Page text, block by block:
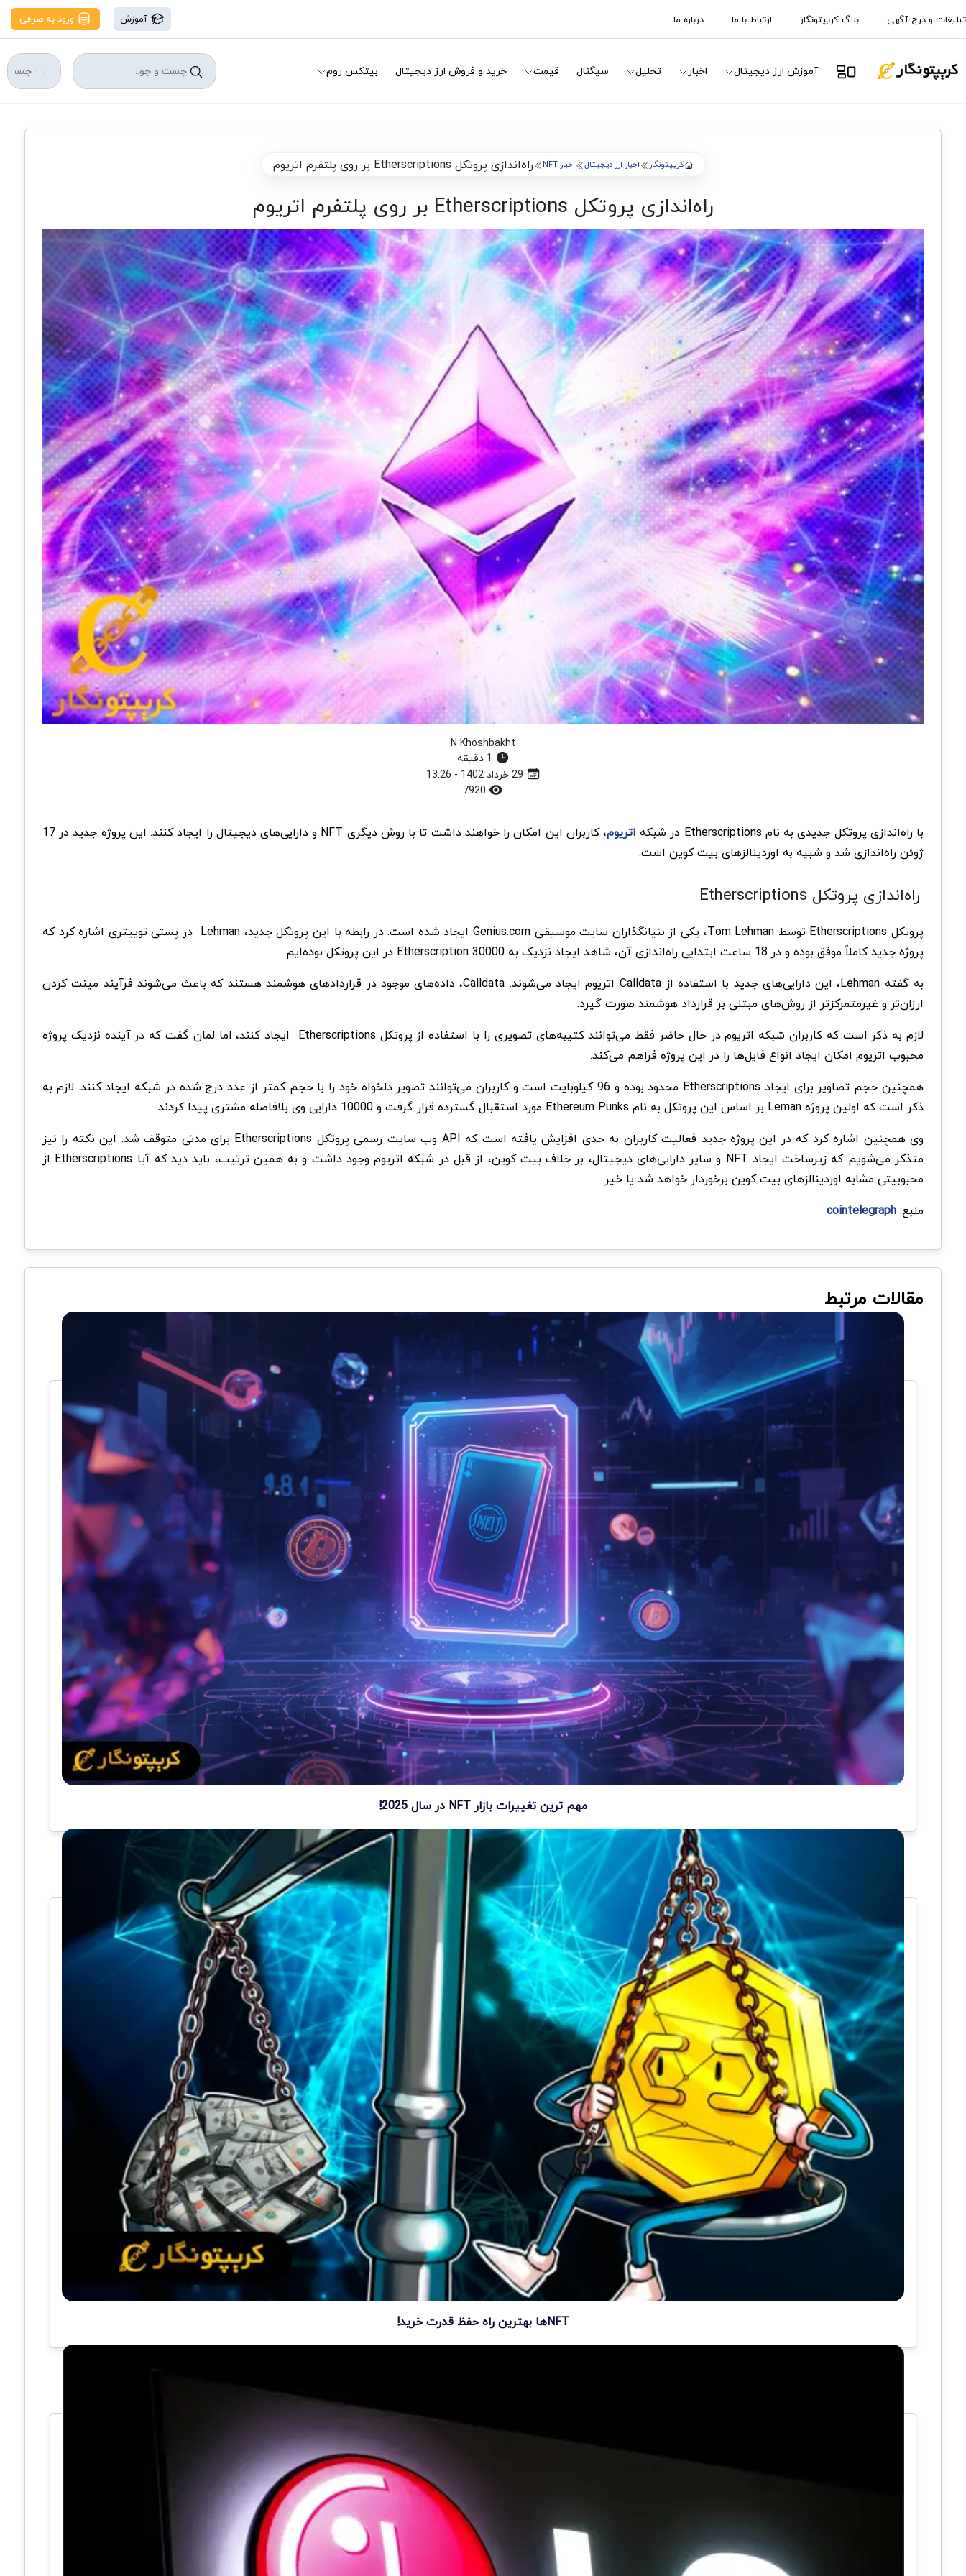
تبلیغات و درج آگهی بلاگ کریپتونگار ارتباط با ما درباره ما آموزش ورود به صرافی
آموزش ارز دیجیتال اخبار تحلیل سیگنال قیمت خرید و فروش ارز دیجیتال بیتکس روم
کریپتونگار اخبار ارز دیجیتال اخبار NFT راه‌اندازی پروتکل Etherscriptions بر روی پلتفرم اتریوم
راه‌اندازی پروتکل Etherscriptions بر روی پلتفرم اتریوم
N Khoshbakht
با راه‌اندازی پروتکل جدیدی به نام Etherscriptions در شبکه اتریوم
، کاربران این امکان را خواهند داشت تا با روش دیگری NFT و دارایی‌های دیجیتال را ایجاد کنند. این پروژه جدید در 17
ژوئن راه‌اندازی شد و شبیه به اوردینالزهای بیت کوین است.
راه‌اندازی پروتکل Etherscriptions
پروتکل Etherscriptions توسط Tom Lehman، یکی از بنیانگذاران سایت موسیقی Genius.com ایجاد شده است. در رابطه با این پروتکل جدید، Lehman در پستی توییتری اشاره کرد که
پروژه جدید کاملاً موفق بوده و در 18 ساعت ابتدایی راه‌اندازی آن، شاهد ایجاد نزدیک به 30000 Etherscription در این پروتکل بوده‌ایم.
به گفته Lehman، این دارایی‌های جدید با استفاده از Calldata اتریوم ایجاد می‌شوند. Calldata، داده‌های موجود در قراردادهای هوشمند هستند که باعث می‌شوند فرآیند مینت کردن
ارزان‌تر و غیرمتمرکزتر از روش‌های مبتنی بر قرارداد هوشمند صورت گیرد.
لازم به ذکر است که کاربران شبکه اتریوم در حال حاضر فقط می‌توانند کتیبه‌های تصویری را با استفاده از پروتکل Etherscriptions ایجاد کنند، اما لمان گفت که در آینده نزدیک پروژه
محبوب اتریوم امکان ایجاد انواع فایل‌ها را در این پروژه فراهم می‌کند.
همچنین حجم تصاویر برای ایجاد Etherscriptions محدود بوده و 96 کیلوبایت است و کاربران می‌توانند تصویر دلخواه خود را با حجم کمتر از عدد درج شده در شبکه ایجاد کنند. لازم به
ذکر است که اولین پروژه Leman بر اساس این پروتکل به نام Ethereum Punks مورد استقبال گسترده قرار گرفت و 10000 دارایی وی بلافاصله مشتری پیدا کردند.
وی همچنین اشاره کرد که در این پروژه جدید فعالیت کاربران به حدی افزایش یافته است که API وب سایت رسمی پروتکل Etherscriptions برای مدتی متوقف شد. این نکته را نیز
متذکر می‌شویم که زیرساخت ایجاد NFT و سایر دارایی‌های دیجیتال، بر خلاف بیت کوین، از قبل در شبکه اتریوم وجود داشت و به همین ترتیب، باید دید که آیا Etherscriptions از
محبوبیتی مشابه اوردینالزهای بیت کوین برخوردار خواهد شد یا خیر.
منبع:cointelegraph
مقالات مرتبط
مهم ترین تغییرات بازار NFT در سال 2025!
NFTها بهترین راه حفظ قدرت خرید!